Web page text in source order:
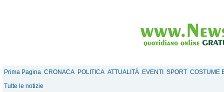
Prima Pagina CRONACA POLITICA ATTUALITÀ EVENTI SPORT COSTUME
Tutte le notizie